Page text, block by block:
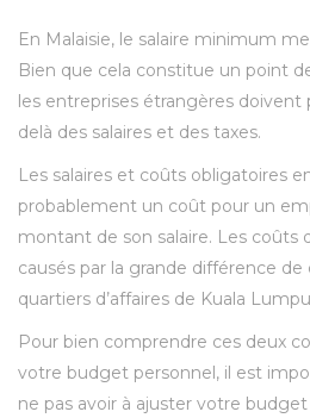
En Malaisie, le salaire minimum
Bien que cela constitue un point
les entreprises étrangères doivent
delà des salaires et des taxes.
Les salaires et coûts obligatoires
probablement un coût pour un
montant de son salaire. Les coûts
causés par la grande différence
quartiers d’affaires de Kuala
Pour bien comprendre ces deux
votre budget personnel, il est
ne pas avoir à ajuster votre